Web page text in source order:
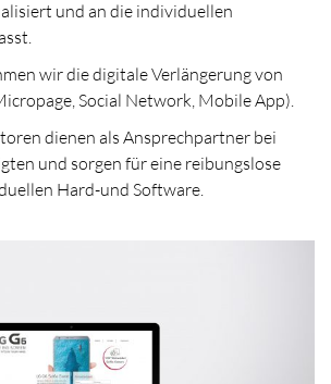
und an die individuellen
wir die digitale Verlängerung von
Social Network, Mobile App).
dienen als Ansprechpartner bei
und sorgen für eine reibungslose
Hard-und Software.